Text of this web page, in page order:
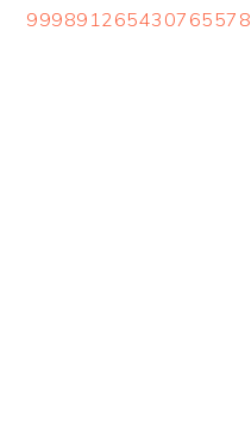
999891265430765578